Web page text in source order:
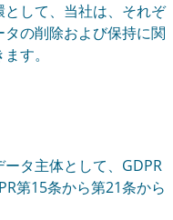
して、当社は、それぞ
の削除および保持に関
す。
タ主体として、GDPR
第15条から第21条から